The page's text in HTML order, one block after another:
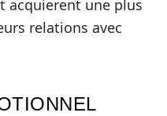
acquierent une plus
relations avec